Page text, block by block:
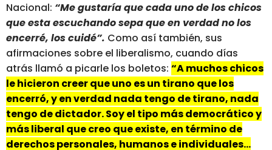
Nacional: “Me gustaría que cada uno de los chicos
que esta escuchando sepa que en verdad no los
encerré, los cuidé”. Como así también, sus
afirmaciones sobre el liberalismo, cuando días
atrás llamó a picarle los boletos: “A muchos chicos
le hicieron creer que uno es un tirano que los
encerró, y en verdad nada tengo de tirano, nada
tengo de dictador. Soy el tipo más democrático y
más liberal que creo que existe, en término de
derechos personales, humanos e individuales…